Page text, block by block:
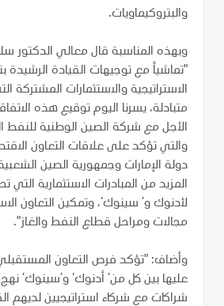
والبتروكيماويات.
وبهذه المناسبة قال معالي الدكتور
"تماشياً مع توجيهات القيادة الرشيدة
الاستراتيجية والاستثمارات المشتركة
متبادلة، يسرنا اليوم توقيع هذه
الأجل مع شركة الصين الوطنية للنفط
والتي تؤكد على علاقات التعاون
دولة الإمارات وجمهورية الصين
المزيد من المبادرات الاستثمارية التي
لأدنوك و’ سينوك‘، وتمكين التعاون
مجالات ومراحل قطاع النفط والغاز".
وأضاف: "تؤكد فرص التعاون المستقبلي
عليها بين كل من’ أدنوك‘ و’سينوك’
شراكات مع شركاء استراتيجيين لديهم